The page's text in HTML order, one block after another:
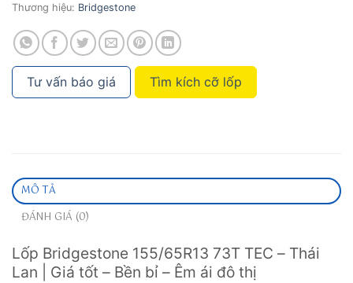
Thương hiệu: Bridgestone
Tư vấn báo giá Tìm kích cỡ lốp
MÔ TẢ
ĐÁNH GIÁ (0)
Lốp Bridgestone 155/65R13 73T TEC – Thái
Lan | Giá tốt – Bền bỉ – Êm ái đô thị